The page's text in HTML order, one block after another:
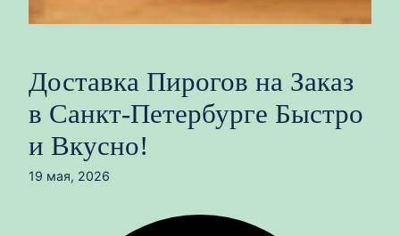
Доставка Пирогов на Заказ
в Санкт-Петербурге Быстро
и Вкусно!
19 мая, 2026